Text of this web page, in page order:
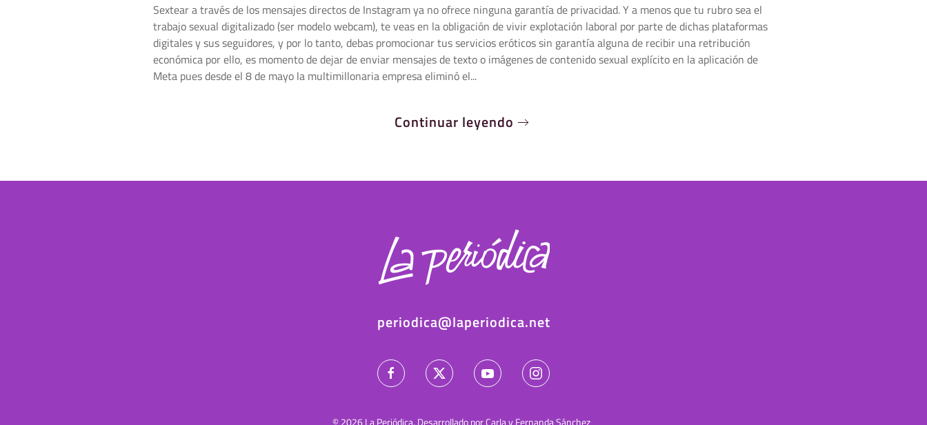
Sextear a través de los mensajes directos de Instagram ya no ofrece ninguna garantía de privacidad. Y a menos que tu rubro sea el
trabajo sexual digitalizado (ser modelo webcam), te veas en la obligación de vivir explotación laboral por parte de dichas plataformas
digitales y sus seguidores, y por lo tanto, debas promocionar tus servicios eróticos sin garantía alguna de recibir una retribución
económica por ello, es momento de dejar de enviar mensajes de texto o imágenes de contenido sexual explícito en la aplicación de
Meta pues desde el 8 de mayo la multimillonaria empresa eliminó el...
Continuar leyendo
periodica@laperiodica.net
©2026La Periódica. Desarrollado por Carla y Fernanda Sánchez